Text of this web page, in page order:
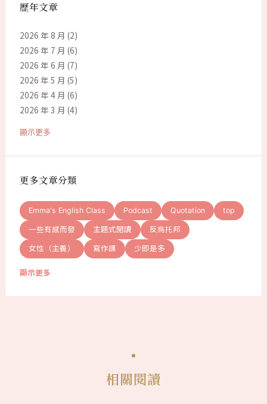
歷年文章
2026 年 8 月 (2)
2026 年 7 月 (6)
2026 年 6 月 (7)
2026 年 5 月 (5)
2026 年 4 月 (6)
2026 年 3 月 (4)
顯示更多
更多文章分類
Emma's English Class Podcast Quotation top
一些有感而發 主題式閱讀 反烏托邦
女性（主義） 寫作課 少即是多
顯示更多
相關閱讀